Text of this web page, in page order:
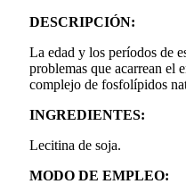
DESCRIPCIÓN:
La edad y los períodos de
problemas que acarrean el
complejo de fosfolípidos
INGREDIENTES:
Lecitina de soja.
MODO DE EMPLEO: